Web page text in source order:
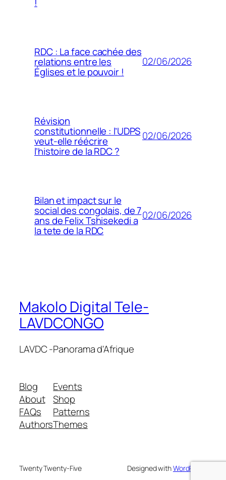
RDC : La face cachée des
relations entre les
Églises et le pouvoir !
02/06/2026
Révision
constitutionnelle : l’UDPS
veut-elle réécrire
l’histoire de la RDC ?
02/06/2026
Bilan et impact sur le
social des congolais, de 7
ans de Felix Tshisekedi a
la tete de la RDC
02/06/2026
Makolo Digital Tele-
LAVDCONGO
LAVDC -Panorama d'Afrique
Blog
About
FAQs
Authors
Events
Shop
Patterns
Themes
Twenty Twenty-Five Designed withWordPress